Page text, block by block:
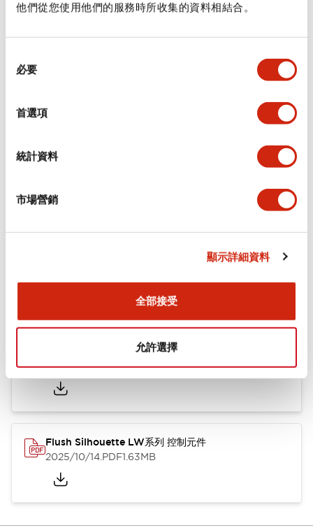
他們從您使用他們的服務時所收集的資料相結合。
必要
首選項
統計資料
市場營銷
顯示詳細資料
全部接受
允許選擇
審美規範
安裝和安裝規範
認證與標準
Flush Silhouette LW系列 控制元件 (英文版)
2025/09/19.PDF1.23MB
Flush Silhouette LW系列 控制元件
2025/10/14.PDF1.63MB